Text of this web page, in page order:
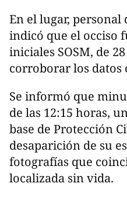
En el lugar,
indicó que el occiso
iniciales SOSM, de
corroborar los datos
Se informó que
de las 12:15 horas,
base de Protección
desaparición de su
fotografías que
localizada sin vida.